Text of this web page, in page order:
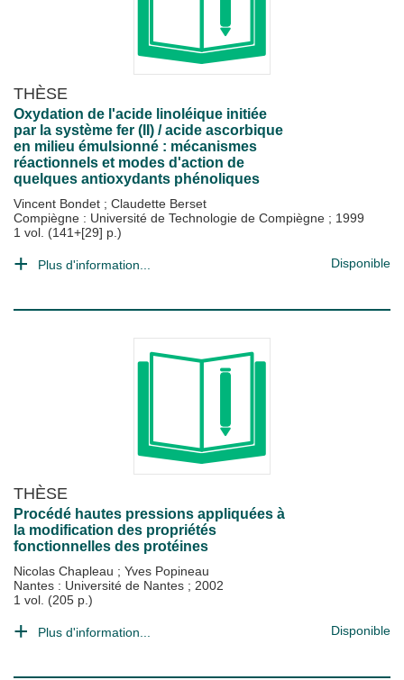
THÈSE
Oxydation de l'acide linoléique initiée
par la système fer (II) / acide ascorbique
en milieu émulsionné : mécanismes
réactionnels et modes d'action de
quelques antioxydants phénoliques
Vincent Bondet ; Claudette Berset
Compiègne : Université de Technologie de Compiègne ; 1999
1 vol. (141+[29] p.)
Plus d'information... Disponible
THÈSE
Procédé hautes pressions appliquées à
la modification des propriétés
fonctionnelles des protéines
Nicolas Chapleau ; Yves Popineau
Nantes : Université de Nantes ; 2002
1 vol. (205 p.)
Plus d'information... Disponible